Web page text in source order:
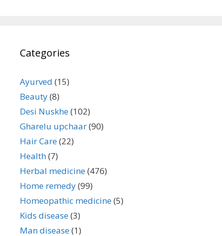
Categories
Ayurved (15)
Beauty(8)
Desi Nuskhe(102)
Gharelu upchaar(90)
Hair Care(22)
Health(7)
Herbal medicine(476)
Home remedy(99)
Homeopathic medicine(5)
Kids disease(3)
Man disease(1)